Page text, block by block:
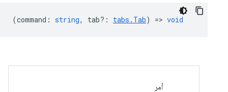
(command : string, tab? : tabs.Tab) => void
أمر